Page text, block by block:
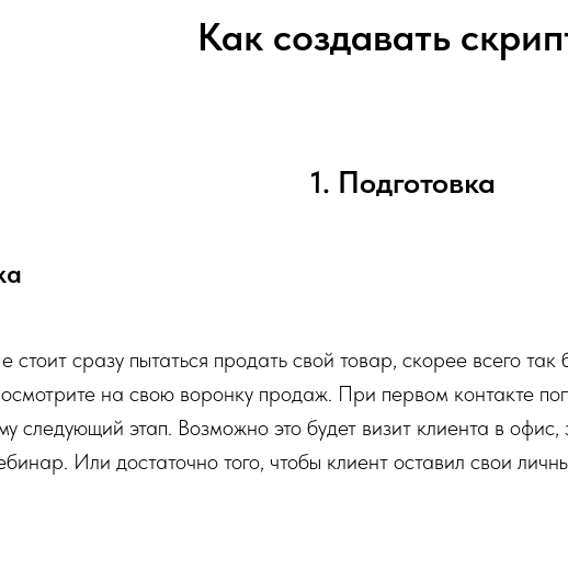
Как создавать
1. Подготовка
стоит сразу пытаться продать свой товар, скорее всего так
на свою воронку продаж. При первом контакте
следующий этап. Возможно это будет визит клиента в
Или достаточно того, чтобы клиент оставил свои